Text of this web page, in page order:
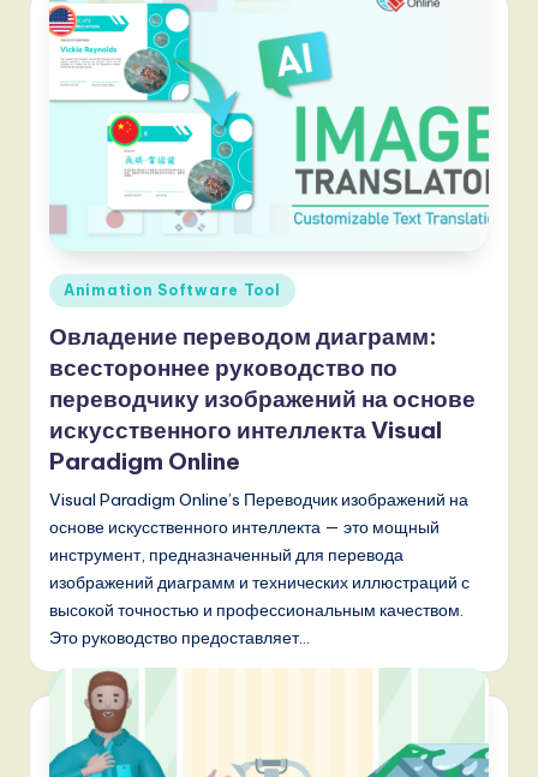
S
w
a
r
e
a
n
d
D
g
it
a
Опубликовано
Animation Software Tool
Овладение переводом диаграмм:
всестороннее руководство по
переводчику изображений на основе
искусственного интеллекта Visual
Paradigm Online
Visual Paradigm Online’s Переводчик изображений на
основе искусственного интеллекта — это мощный
инструмент, предназначенный для перевода
изображений диаграмм и технических иллюстраций с
высокой точностью и профессиональным качеством.
Это руководство предоставляет…